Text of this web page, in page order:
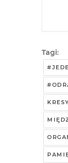
Tagi:
KRESY